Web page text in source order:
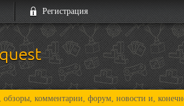
Регистрация
форум, новости и, конечно,